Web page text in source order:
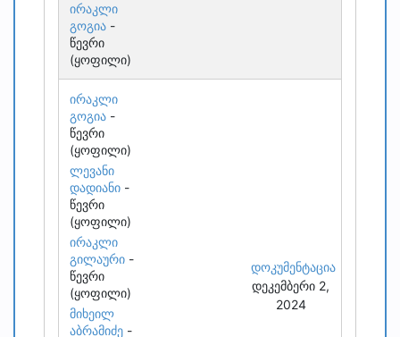
ირაკლი
გოგია -
წევრი
(ყოფილი)
ირაკლი
გოგია -
წევრი
(ყოფილი)
ლევანი
დადიანი -
წევრი
(ყოფილი)
ირაკლი
გილაური -
წევრი
(ყოფილი)
მიხეილ
აბრამიძე -
დოკუმენტაცია
დეკემბერი 2,
2024